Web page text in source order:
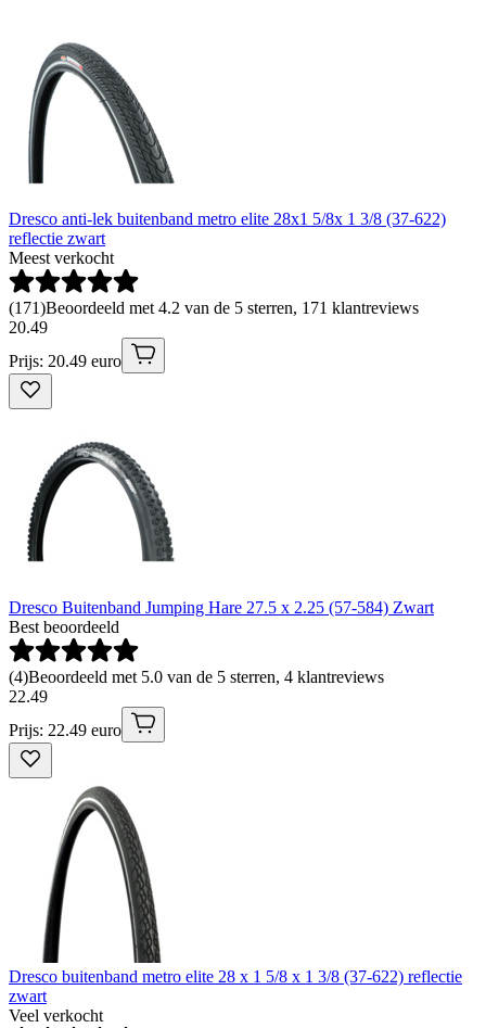
Dresco anti-lek buitenband metro elite 28x1 5/8x 1 3/8 (37-622)
reflectie zwart
Meest verkocht
(171)Beoordeeld met 4.2 van de 5 sterren, 171 klantreviews
20.49
Prijs: 20.49 euro
Dresco Buitenband Jumping Hare 27.5 x 2.25 (57-584) Zwart
Best beoordeeld
(4)Beoordeeld met 5.0 van de 5 sterren, 4 klantreviews
22.49
Prijs: 22.49 euro
Dresco buitenband metro elite 28 x 1 5/8 x 1 3/8 (37-622) reflectie
zwart
Veel verkocht